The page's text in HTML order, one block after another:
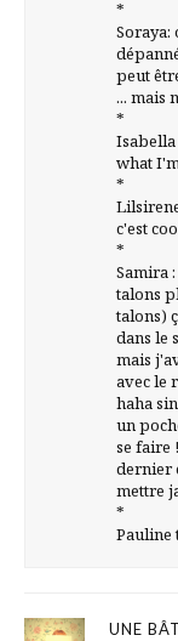
*
peut
... mais
*
what
*
c'est
*
Samira
talons
talons)
dans le
mais
avec le
haha
un
se faire
dernier
mettre
*
Pauline
UNE